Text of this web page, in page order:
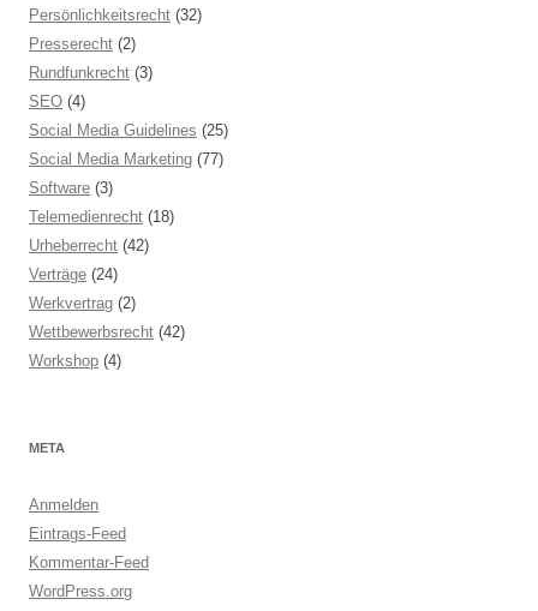
Persönlichkeitsrecht (32)
Presserecht (2)
Rundfunkrecht (3)
SEO (4)
Social Media Guidelines (25)
Social Media Marketing (77)
Software (3)
Telemedienrecht (18)
Urheberrecht (42)
Verträge (24)
Werkvertrag (2)
Wettbewerbsrecht (42)
Workshop (4)
META
Anmelden
Eintrags-Feed
Kommentar-Feed
WordPress.org